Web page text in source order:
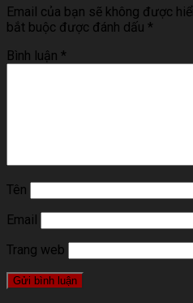
Email của bạn sẽ không được
bắt buộc được đánh dấu *
Bình luận *
Tên
Email
Trang web